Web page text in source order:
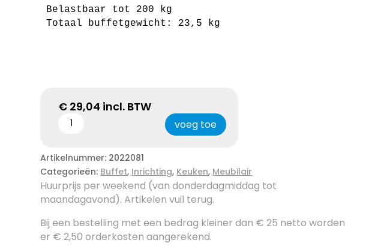
Belastbaar tot 200 kg
Totaal buffetgewicht: 23,5 kg
€ 29,04 incl. BTW
voeg toe
Artikelnummer: 2022081
Categorieën: Buffet, Inrichting, Keuken, Meubilair
Huurprijs per weekend (van donderdagmiddag tot
maandagavond). Artikelen vuil terug.
Bij een bestelling met een bedrag kleiner dan € 25 netto worden
er € 2,50 orderkosten aangerekend.